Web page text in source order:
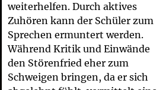
weiterhelfen. Durch aktives
Zuhören kann der Schüler zum
Sprechen ermuntert werden.
Während Kritik und Einwände
den Störenfried eher zum
Schweigen bringen, da er sich